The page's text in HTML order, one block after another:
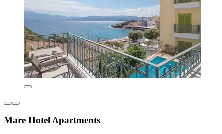
Mare Hotel Apartments